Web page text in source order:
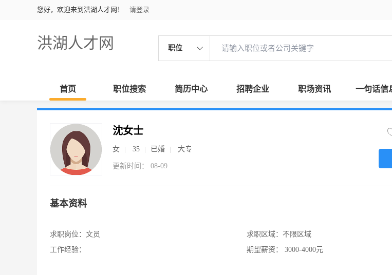
您好，欢迎来到洪湖人才网！ 请登录
洪湖人才网 职位
首页 职位搜索 简历中心 招聘企业 职场资讯 一句话信
沈女士
女 35 已婚 大专
更新时间： 08-09
基本资料
求职岗位： 文员
工作经验：
求职区域： 不限区域
期望薪资：
3000-4000元